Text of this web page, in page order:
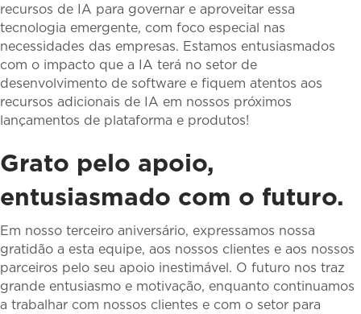
recursos de IA para governar e aproveitar essa
tecnologia emergente, com foco especial nas
necessidades das empresas. Estamos entusiasmados
com o impacto que a IA terá no setor de
desenvolvimento de software e fiquem atentos aos
recursos adicionais de IA em nossos próximos
lançamentos de plataforma e produtos!
Grato pelo apoio,
entusiasmado com o futuro.
Em nosso terceiro aniversário, expressamos nossa
gratidão a esta equipe, aos nossos clientes e aos nossos
parceiros pelo seu apoio inestimável. O futuro nos traz
grande entusiasmo e motivação, enquanto continuamos
a trabalhar com nossos clientes e com o setor para